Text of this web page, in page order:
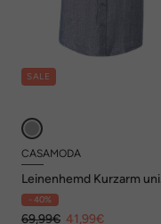
SALE
CASAMODA
Leinenhemd Kurzarm uni
Casual Fit
- 40%
69,99€ 41,99€